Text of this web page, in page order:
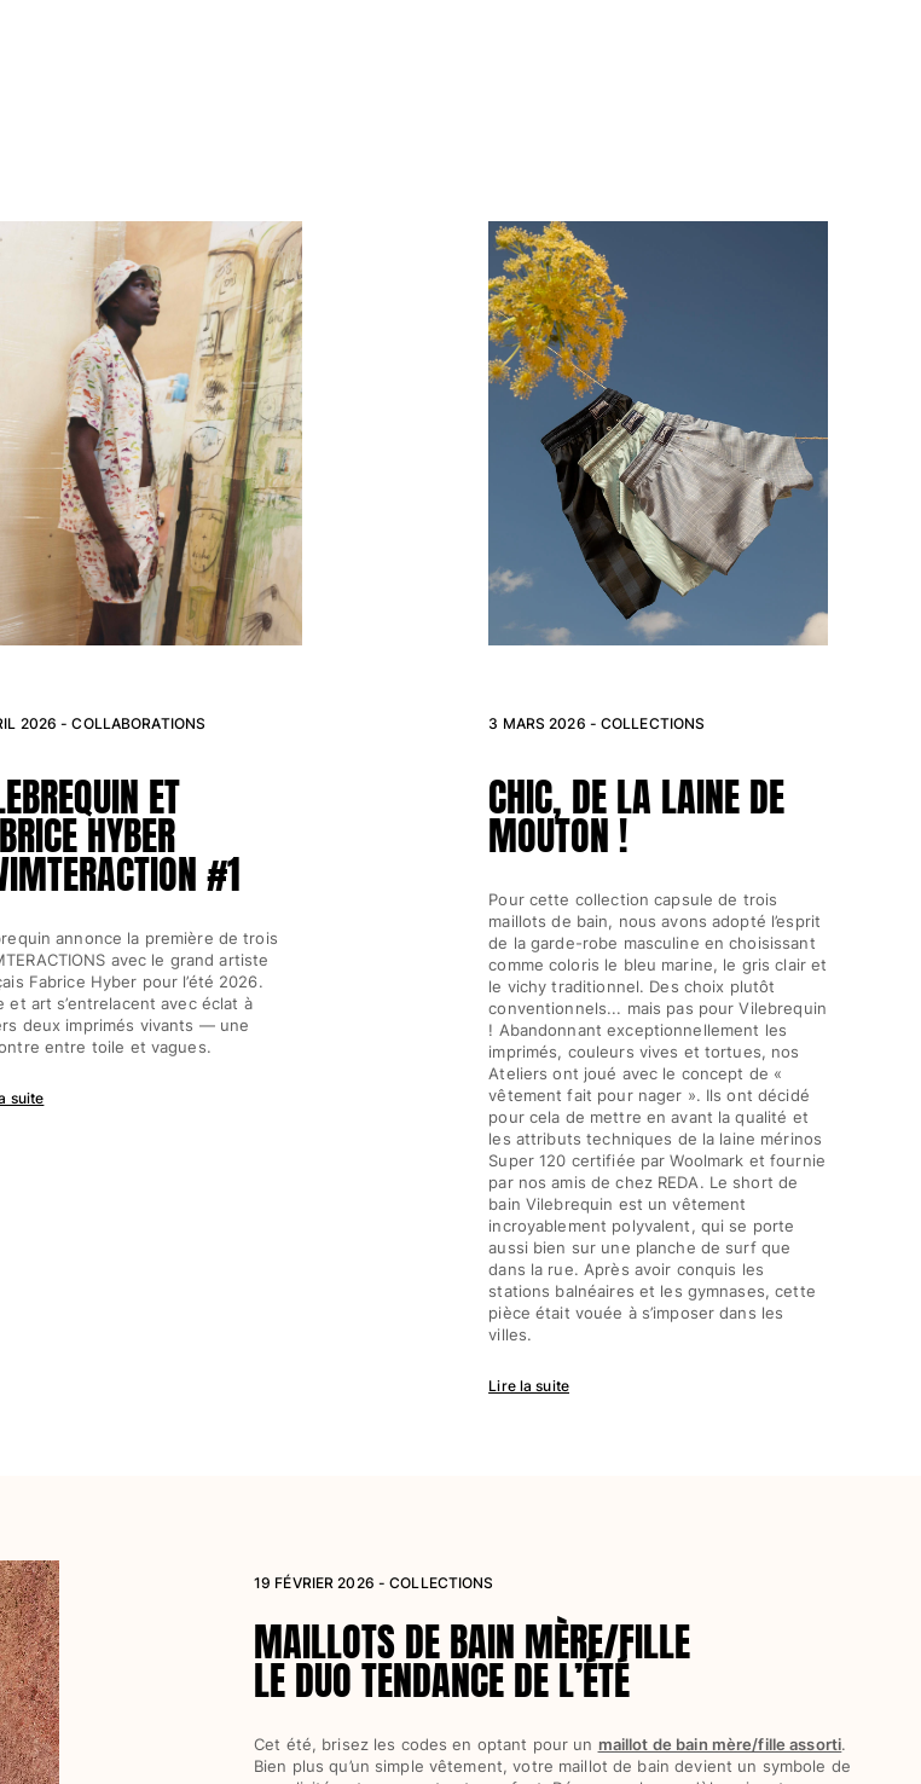
2026 -COLLABORATIONS
ET
HYBER
#1
annonce la première de trois
avec le grand artiste
Fabrice Hyber pour l’été 2026.
et art s’entrelacent avec éclat à
deux imprimés vivants — une
entre toile et vagues.
suite
3 MARS 2026 - COLLECTIONS
CHIC, DE LA LAINE DE
MOUTON !
Pour cette collection capsule de trois
maillots de bain, nous avons adopté l’esprit
de la garde-robe masculine en choisissant
comme coloris le bleu marine, le gris clair et
le vichy traditionnel. Des choix plutôt
conventionnels... mais pas pour Vilebrequin
! Abandonnant exceptionnellement les
imprimés, couleurs vives et tortues, nos
Ateliers ont joué avec le concept de «
vêtement fait pour nager ». Ils ont décidé
pour cela de mettre en avant la qualité et
les attributs techniques de la laine mérinos
Super 120 certifiée par Woolmark et fournie
par nos amis de chez REDA. Le short de
bain Vilebrequin est un vêtement
incroyablement polyvalent, qui se porte
aussi bien sur une planche de surf que
dans la rue. Après avoir conquis les
stations balnéaires et les gymnases, cette
pièce était vouée à s’imposer dans les
villes.
Lire la suite
19 FÉVRIER 2026 - COLLECTIONS
MAILLOTS DE BAIN MÈRE/FILLE
LE DUO TENDANCE DE L’ÉTÉ
Cet été, brisez les codes en optant pour un maillot de bain mère/fille assorti.
Bien plus qu’un simple vêtement, votre maillot de bain devient un symbole de